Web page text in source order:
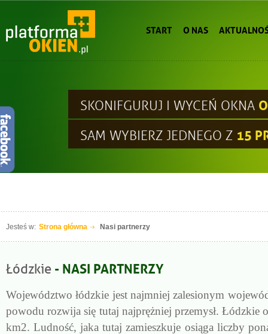
START O NAS
SKONIFGURUJ I WYCEŃ OKNA
SAM WYBIERZ JEDNEGO Z 15
Jesteś w: Strona główna Nasi partnerzy
Łódzkie - NASI PARTNERZY
Województwo łódzkie jest najmniej zalesionym
powodu rozwija się tutaj najprężniej przemysł. Łódzkie
km2. Ludność, jaka tutaj zamieszkuje osiąga liczby